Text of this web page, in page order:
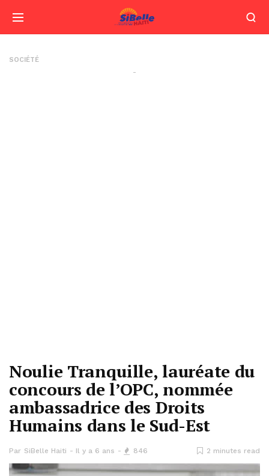
SOCIÉTÉ
Noulie Tranquille, lauréate du
concours de l’OPC, nommée
ambassadrice des Droits
Humains dans le Sud-Est
Par SiBelle Haiti Il y a 6 ans 846 2 minutes read